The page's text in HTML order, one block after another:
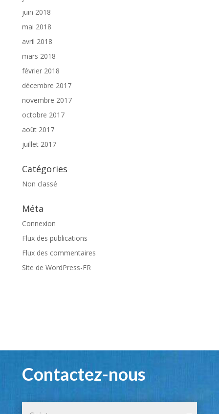
juin 2018
mai 2018
avril 2018
mars 2018
février 2018
décembre 2017
novembre 2017
octobre 2017
août 2017
juillet 2017
Catégories
Non classé
Méta
Connexion
Flux des publications
Flux des commentaires
Site de WordPress-FR
Contactez-nous